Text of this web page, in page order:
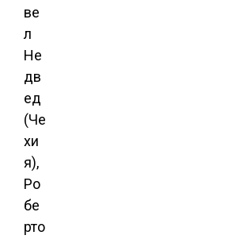
ве
л
Не
дв
ед
(Че
хи
я),
Ро
бе
рто